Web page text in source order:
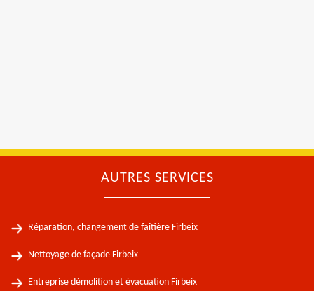
AUTRES SERVICES
Réparation, changement de faîtière Firbeix
Nettoyage de façade Firbeix
Entreprise démolition et évacuation Firbeix